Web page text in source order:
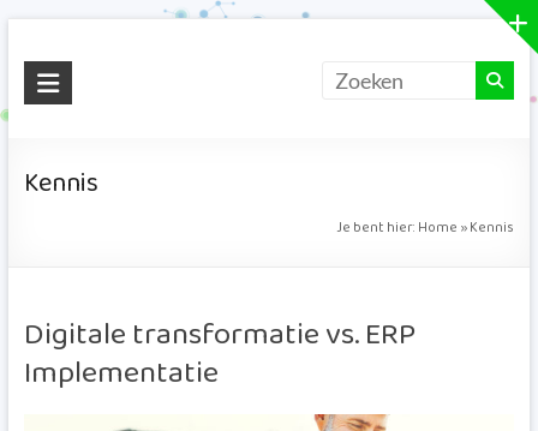
naar
de
Smart
door
Kennis
Je bent hier: Home »Kennis
Digitale transformatie vs. ERP
Implementatie